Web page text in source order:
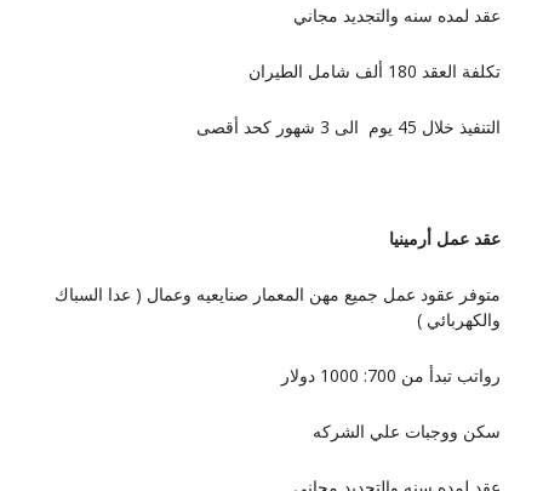
عقد لمده سنه والتجديد مجاني
تكلفة العقد 180 ألف شامل الطيران
التنفيذ خلال 45 يوم الى 3 شهور كحد أقصى
عقد عمل أرمينيا
متوفر عقود عمل جميع مهن المعمار صنايعيه وعمال ( عدا السباك
والكهربائي )
رواتب تبدأ من 700: 1000 دولار
سكن ووجبات علي الشركه